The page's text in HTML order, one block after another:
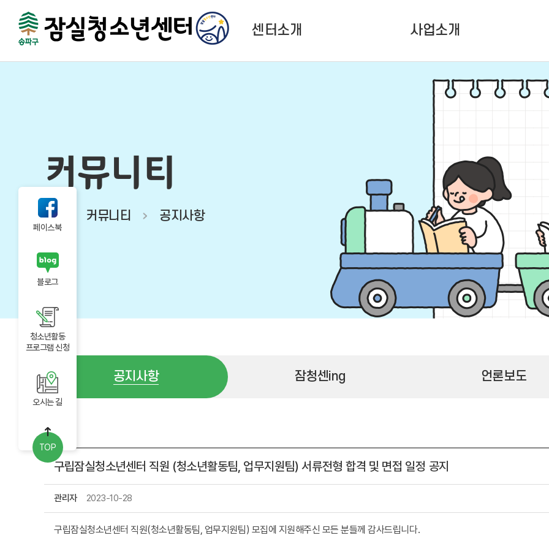
센터소개 사업소개
청소년활동사업
청소년성장사업
대관사업
페이스북
블로그
청소년활동
프로그램 신청
오시는 길
TOP
커뮤니티
커뮤니티 공지사항
공지사항 잠청센ing 언론보도
구립잠실청소년센터 직원 (청소년활동팀, 업무지원팀) 서류전형 합격 및 면접 일정 공지
관리자 2023-10-28
구립잠실청소년센터 직원(청소년활동팀, 업무지원팀) 모집에 지원해주신 모든 분들께 감사드립니다.